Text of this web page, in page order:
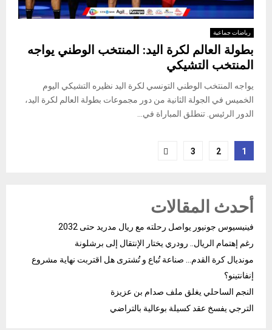
رياضات جماعية
بطولة العالم لكرة اليد: المنتخب الوطني يواجه
المنتخب التشيكي
يواجه المنتخب الوطني التونسي لكرة اليد نظيره التشيكي اليوم
الخميس في الجولة الثانية من دور مجموعات بطولة العالم لكرة اليد،
الدور الرئيس. تنطلق المباراة في...
Posts
1
2
3
أحدث المقالات
فينيسيوس جونيور يواصل رحلته مع ريال مدريد حتى 2032
رغم إهتمام الريال.. رودري يختار الإنتقال إلى برشلونة
مونديال كرة القدم… صناعة تُباع و تُشترى هل اقتربت نهاية مشروع
إنفانتينو؟
النجم الساحلي يغلق ملف صدام بن عزيزة
الترجي يفسخ عقد كسيلة بوعالية بالتراضي